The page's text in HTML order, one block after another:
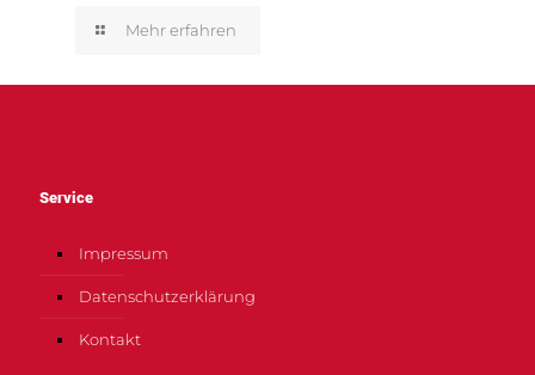
Mehr erfahren
Service
Impressum
Datenschutzerklärung
Kontakt